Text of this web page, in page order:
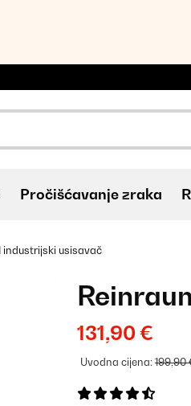
Pročišćavanje zraka
industrijski usisavač
131,90 €
Uvodna cijena:199,90